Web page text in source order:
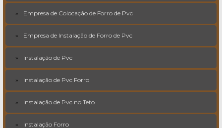
Empresa de Colocação de Forro de Pvc
Empresa de Instalação de Forro de Pvc
Instalação de Pvc
Instalação de Pvc Forro
Instalação de Pvc no Teto
Instalação Forro